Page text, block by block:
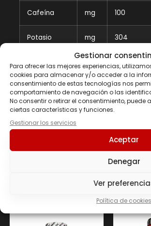
Gestionar
Para ofrecer las mejores experiencias,
cookies para almacenar y/o acceder a la
consentimiento de estas tecnologías nos
comportamiento de navegación o las
No consentir o retirar el consentimiento,
ciertas características y funciones.
Gestionar los servicios
Aceptar
Denegar
Ver
Política de cookies
Cafeína mg 100
Potasio mg
304
%VRN: Valor referencia de nutrientes
Productos